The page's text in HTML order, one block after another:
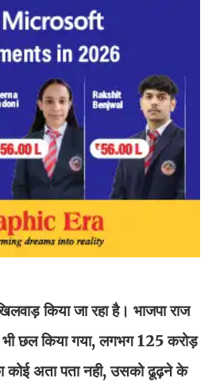
किया जा रहा है। भाजपा राज
भी छल किया गया, लगभग 125 करोड़
कोई अता पता नही, उसको ढूढ़ने के